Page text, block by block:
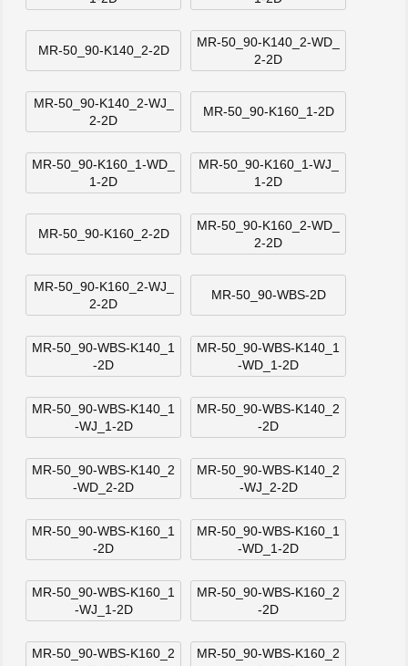
MR-50_90-K140_2-2D
MR-50_90-K140_2-WD_
2-2D
MR-50_90-K140_2-WJ_
2-2D
MR-50_90-K160_1-2D
MR-50_90-K160_1-WD_
1-2D
MR-50_90-K160_1-WJ_
1-2D
MR-50_90-K160_2-2D
MR-50_90-K160_2-WD_
2-2D
MR-50_90-K160_2-WJ_
2-2D
MR-50_90-WBS-2D
MR-50_90-WBS-K140_1
-2D
MR-50_90-WBS-K140_1
-WD_1-2D
MR-50_90-WBS-K140_1
-WJ_1-2D
MR-50_90-WBS-K140_2
-2D
MR-50_90-WBS-K140_2
-WD_2-2D
MR-50_90-WBS-K140_2
-WJ_2-2D
MR-50_90-WBS-K160_1
-2D
MR-50_90-WBS-K160_1
-WD_1-2D
MR-50_90-WBS-K160_1
-WJ_1-2D
MR-50_90-WBS-K160_2
-2D
MR-50_90-WBS-K160_2
MR-50_90-WBS-K160_2